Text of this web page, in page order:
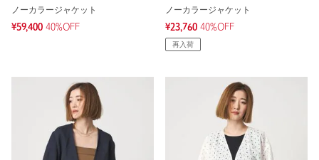
ノーカラージャケット
¥59,400 40%OFF
ノーカラージャケット
¥23,760 40%OFF
再入荷